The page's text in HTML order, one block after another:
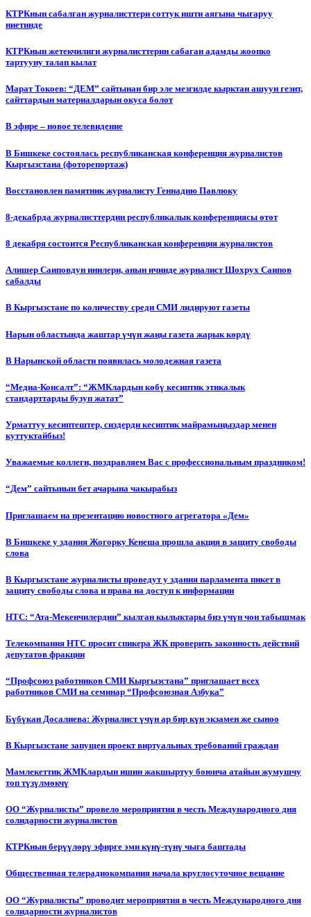
КТРКнын сабалган журналисттери соттук ишти аягына чыгаруу
ниетинде
КТРКнын жетекчилиги журналисттерин сабаган адамды жоопко
тартууну талап кылат
Марат Токоев: “ДЕМ” сайтынан бир эле мезгилде кырктан ашуун гезит,
сайттардын материалдарын окуса болот
В эфире – новое телевидение
В Бишкеке состоялась республиканская конференция журналистов
Кыргызстана (фоторепортаж)
Восстановлен памятник журналисту Геннадию Павлюку
8-декабрда журналисттердин республикалык конференциясы өтөт
8 декабря состоится Республиканская конференция журналистов
Алишер Саиповдун инилери, анын ичинде журналист Шохрух Саипов
сабалды
В Кыргызстане по количеству среди СМИ лидируют газеты
Нарын областында жаштар үчүн жаңы газета жарык көрдү
В Нарынской области появилась молодежная газета
“Медиа-Консалт”: “ЖМКлардын көбү кесиптик этикалык
стандарттарды бузуп жатат”
Урматтуу кесиптештер, сиздерди кесиптик майрамыңыздар менен
куттуктайбыз!
Уважаемые коллеги, поздравляем Вас с профессиональным праздником!
“Дем” сайтынын бет ачарына чакырабыз
Приглашаем на презентацию новостного агрегатора «Дем»
В Бишкеке у здания Жогорку Кенеша прошла акция в защиту свободы
слова
В Кыргызстане журналисты проведут у здания парламента пикет в
защиту свободы слова и права на доступ к информации
НТС: “Ата-Мекенчилердин” кылган кылыктары биз үчүн чон табышмак
Телекомпания НТС просит спикера ЖК проверить законность действий
депутатов фракции
“Профсоюз работников СМИ Кыргызстана” приглашает всех
работников СМИ на семинар “Профсоюзная Азбука”
Бүбүкан Досалиева: Журналист үчүн ар бир күн экзамен же сыноо
В Кыргызстане запущен проект виртуальных требований граждан
Мамлекеттик ЖМКлардын ишин жакшыртуу боюнча атайын жумушчу
топ түзүлмөкчү
ОО “Журналисты” провело мероприятия в честь Международного дня
солидарности журналистов
КТРКнын берүүлөрү эфирге эми күнү-түнү чыга баштады
Общественная телерадиокомпания начала круглосуточное вещание
ОО “Журналисты” проводит мероприятия в честь Международного дня
солидарности журналистов